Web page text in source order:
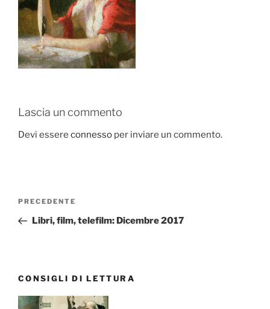
Lascia un commento
Devi essere connesso per inviare un commento.
Navigazione
Articolo
precedente:
PRECEDENTE
Libri, film, telefilm: Dicembre 2017
CONSIGLI DI LETTURA